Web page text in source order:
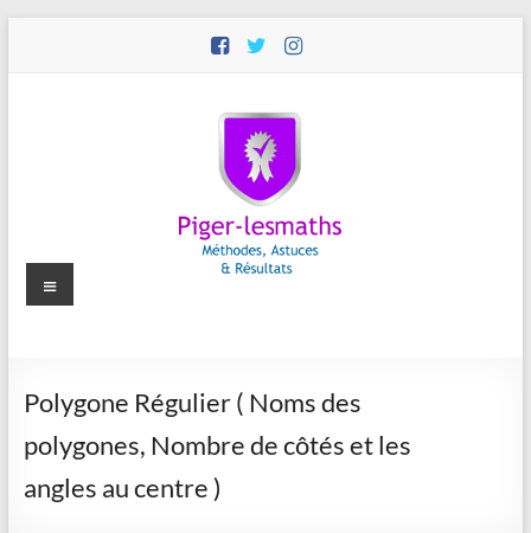
Piger-
lesmaths
de
Menu
Polygone Régulier ( Noms des
polygones, Nombre de côtés et les
angles au centre )